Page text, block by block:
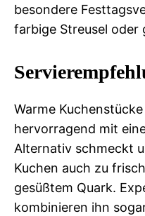
besondere
farbige Streusel oder
Warme
hervorragend mit
Alternativ schmeckt
Kuchen auch zu
gesüßtem Quark.
kombinieren ihn